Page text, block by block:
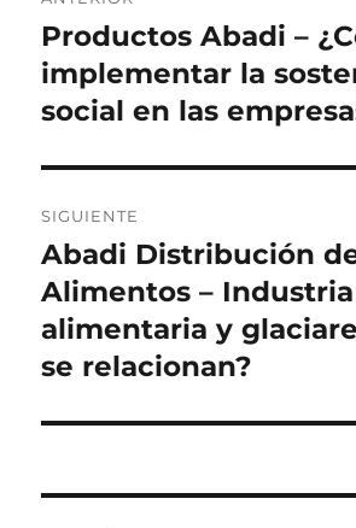
de
entradas
Entrada
anterior:
Productos Abadi –
implementar la
social en las
SIGUIENTE
Siguiente
entrada:
Abadi Distribución
Alimentos – Industria
alimentaria y
se relacionan?